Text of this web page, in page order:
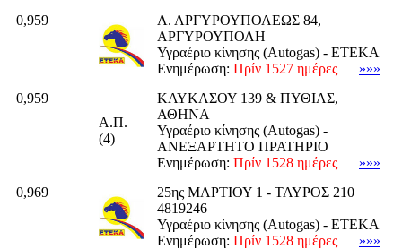
0,959
Λ. ΑΡΓΥΡΟΥΠΟΛΕΩΣ 84,
ΑΡΓΥΡΟΥΠΟΛΗ
Υγραέριο κίνησης (Autogas) - ΕΤΕΚΑ
Ενημέρωση: Πρίν 1527 ημέρες
»»»
0,959
Α.Π.
(4)
ΚΑΥΚΑΣΟΥ 139 & ΠΥΘΙΑΣ,
ΑΘΗΝΑ
Υγραέριο κίνησης (Autogas) -
ΑΝΕΞΑΡΤΗΤΟ ΠΡΑΤΗΡΙΟ
Ενημέρωση: Πρίν 1528 ημέρες
»»»
0,969
25ης ΜΑΡΤΙΟΥ 1 - ΤΑΥΡΟΣ 210
4819246
Υγραέριο κίνησης (Autogas) - ΕΤΕΚΑ
Ενημέρωση: Πρίν 1528 ημέρες »»»